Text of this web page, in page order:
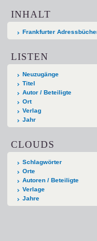
INHALT
Frankfurter
LISTEN
Neuzugänge
Titel
Autor / Beteiligte
Ort
Verlag
Jahr
CLOUDS
Schlagwörter
Orte
Autoren / Beteiligte
Verlage
Jahre